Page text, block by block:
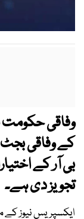
کے وفاقی
بی آر کے
تجویز دی ہے۔
ایکسپریس نیوز کے